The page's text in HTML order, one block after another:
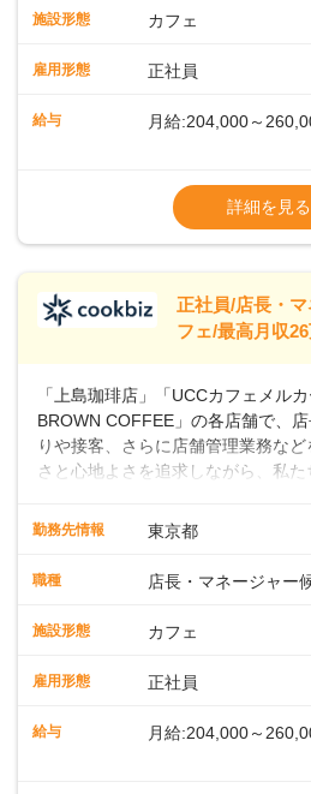
から40代まで幅広い年齢層が活躍し
るので、スムーズに業務に馴染める
長として活躍を！接客業務になれた
一切無用♪一つひとつをしっかり伝
ないペースで覚えていきましょう
施設形態 カフェ
雇用形態 正社員
給与 月給:204,000～
ます・東日本エリア
※経験・スキルを考
※別途、残業代およ
※試用期間なし
■店長職： ・西日本
万円＋賞与(年3回)・
詳細を見る
正社員/店長・
フェ/最高月収26
「上島珈琲店」「UCCカフェメル
BROWN COFFEE」の各店舗で、
りや接客、さらに店舗管理業務な
さと心地よさを追求しながら、私
の抽出や各種ドリンクの作成お客様
タートも安心 ◎サポート体制充実コ
から40代まで幅広い年齢層が活躍し
るので、スムーズに業務に馴染める
長として活躍を！接客業務になれた
勤務先情報 東京都
職種 店長・マネージャー
施設形態 カフェ
雇用形態 正社員
給与 月給:204,000～